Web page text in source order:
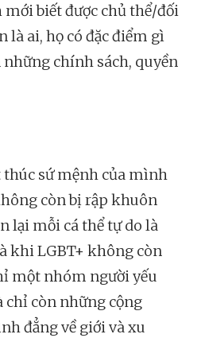
mới biết được chủ thể/đối
là ai, họ có đặc điểm gì
những chính sách, quyền
thúc sứ mệnh của mình
còn bị rập khuôn
lại mỗi cá thể tự do là
khi LGBT+ không còn
một nhóm người yếu
chỉ còn những cộng
đẳng về giới và xu